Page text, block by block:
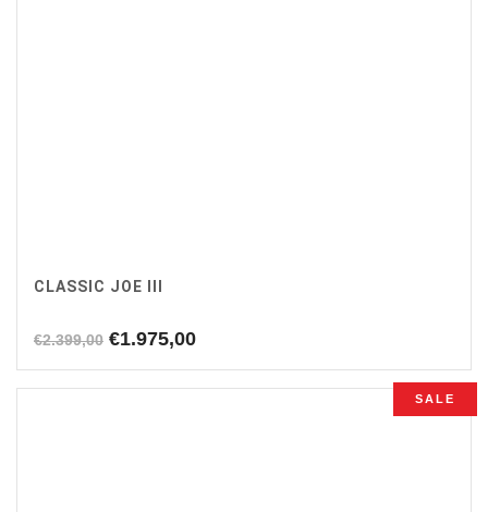
CLASSIC JOE III
€2.399,00 Oorspronkelijke
was:
€1.975,00Huidige
is:
SALE